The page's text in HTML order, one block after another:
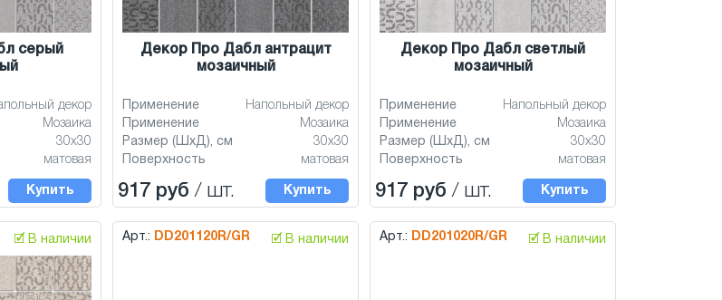
серый
декор
Мозаика
30x30
матовая
Купить
Декор Про Дабл антрацит
мозаичный
Применение
Напольный декор
Применение
Мозаика
Размер (ШхД), см
30x30
Поверхность
матовая
917 руб / шт. Купить
Декор Про Дабл светлый
мозаичный
Применение
Напольный декор
Применение
Мозаика
Размер (ШхД), см
30x30
Поверхность
матовая
917 руб / шт. Купить
🗹 В наличии Арт.: DD201120R/GR 🗹 В наличии Арт.: DD201020R/GR 🗹 В наличии